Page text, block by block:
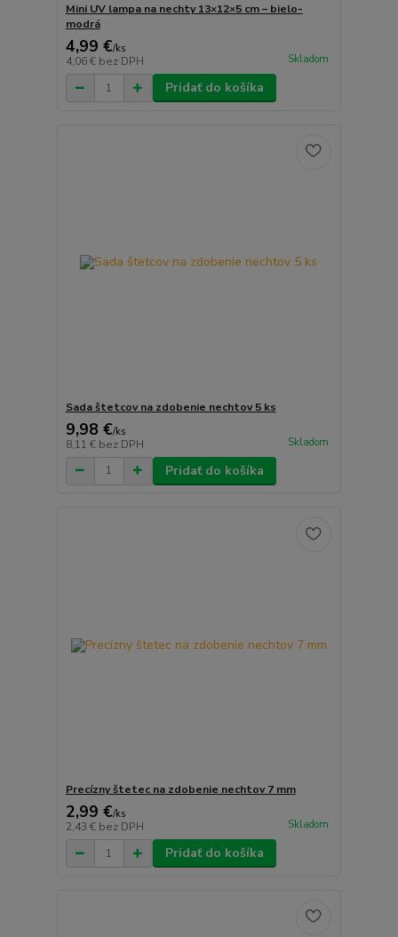
Mini UV lampa na nechty 13×12×5 cm – bielo-
modrá
4,99 €/ks
4,06 € bez DPH Skladom
Pridať do košíka
Sada štetcov na zdobenie nechtov 5 ks
9,98 €/ks
8,11 € bez DPH Skladom
Pridať do košíka
Precízny štetec na zdobenie nechtov 7 mm
2,99 €/ks
2,43 € bez DPH Skladom
Pridať do košíka